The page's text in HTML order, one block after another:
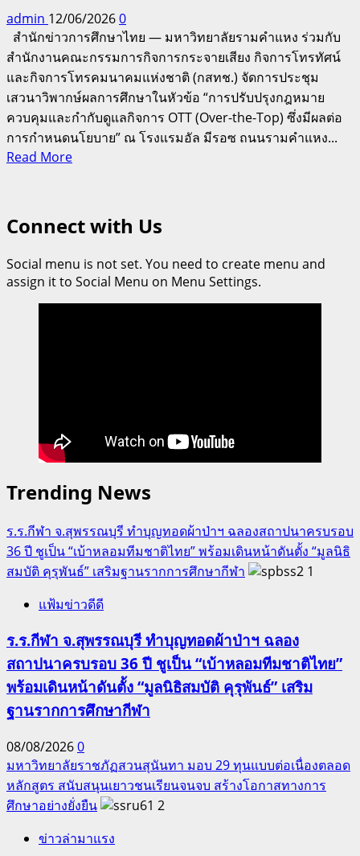
admin 12/06/20260
สำนักข่าวการศึกษาไทย — มหาวิทยาลัยรามคำแหง ร่วมกับ
สำนักงานคณะกรรมการกิจการกระจายเสียง กิจการโทรทัศน์
และกิจการโทรคมนาคมแห่งชาติ (กสทช.) จัดการประชุม
เสวนาวิพากษ์ผลการศึกษาในหัวข้อ “การปรับปรุงกฎหมาย
ควบคุมและกำกับดูแลกิจการ OTT (Over-the-Top) ซึ่งมีผลต่อ
การกำหนดนโยบาย” ณ โรงแรมอัล มีรอซ ถนนรามคำแหง...
Read MoreRead
จับ
กสทช.
เปิด
ไซเบอร์
พุ่ง
ความ
เสีย
หาย
แสน
เร่ง
เสนอ
โมเดล
กำกับ
ยุค
ดิจิทัล
อย่าง
ยั่งยืน
Connect with Us
Social menu is not set. You need to create menu and
assign it to Social Menu on Menu Settings.
Trending News
ร.ร.กีฬา จ.สุพรรณบุรี ทำบุญทอดผ้าป่าฯ ฉลองสถาปนาครบรอบ
36 ปี ชูเป็น “เบ้าหลอมทีมชาติไทย” พร้อมเดินหน้าดันตั้ง “มูลนิธิ
สมบัติ คุรุพันธ์” เสริมฐานรากการศึกษากีฬา
1
แฟ้มข่าวดีดี
ร.ร.กีฬา จ.สุพรรณบุรี ทำบุญทอดผ้าป่าฯ ฉลอง
สถาปนาครบรอบ 36 ปี ชูเป็น “เบ้าหลอมทีมชาติไทย”
พร้อมเดินหน้าดันตั้ง “มูลนิธิสมบัติ คุรุพันธ์” เสริม
ฐานรากการศึกษากีฬา
08/08/20260
มหาวิทยาลัยราชภัฏสวนสุนันทา มอบ 29 ทุนแบบต่อเนื่องตลอด
หลักสูตร สนับสนุนเยาวชนเรียนจนจบ สร้างโอกาสทางการ
ศึกษาอย่างยั่งยืน
2
ข่าวล่ามาแรง